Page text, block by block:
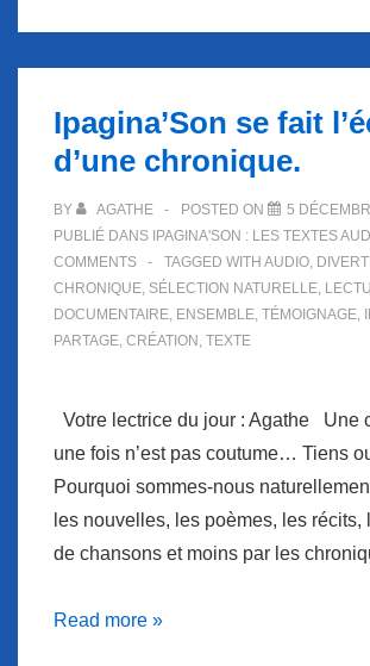
la
correspondance…
Ipagina’Son se fait
d’une chronique.
BY AGATHE POSTED ON
5
PUBLIÉ DANS IPAGINA'SON : LES TEXTES
COMMENTS
TAGGED WITH AUDIO,
CHRONIQUE, SÉLECTION NATURELLE,
DOCUMENTAIRE, ENSEMBLE, TÉMOIGNAGE,
PARTAGE, CRÉATION , TEXTE
Votre lectrice du jour : Agathe Une
une fois n’est pas coutume… Tiens
Pourquoi sommes-nous
les nouvelles, les poèmes, les récits,
de chansons et moins par les
Ipagina’Son
Read more »